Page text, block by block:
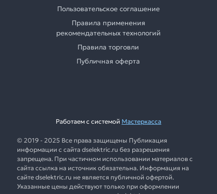
Пользовательское соглашение
Правила применения
рекомендательных технологий
Правила торговли
Публичная оферта
Работаем с системой Мастеркасса
© 2019 - 2025 Все права защищены Публикация
информации с сайта dselektric.ru без разрешения
запрещена. При частичном использовании материалов с
сайта ссылка на источник обязательна. Информация на
сайте dselektric.ru не является публичной офертой.
Указанные цены действуют только при оформлении